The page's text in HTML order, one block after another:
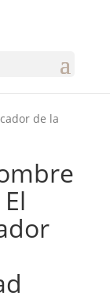
de la